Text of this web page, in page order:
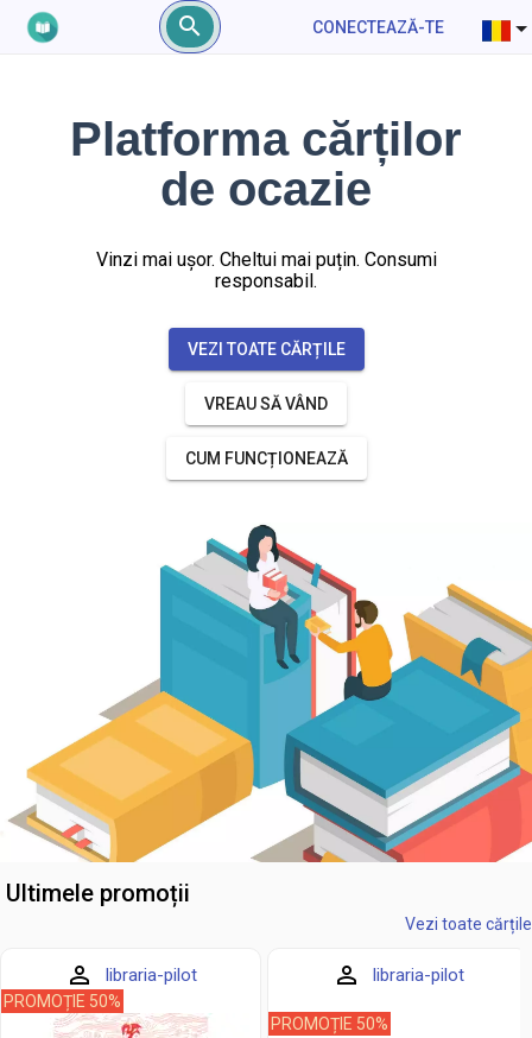
CONECTEAZĂ-TE
Platforma cărților
de ocazie
Vinzi mai ușor. Cheltui mai puțin. Consumi
responsabil.
VEZI TOATE CĂRȚILE
VREAU SĂ VÂND
CUM FUNCȚIONEAZĂ
Ultimele promoții
Vezi toate cărțile
libraria-pilot
PROMOȚIE 50%
libraria-pilot
PROMOȚIE 50%